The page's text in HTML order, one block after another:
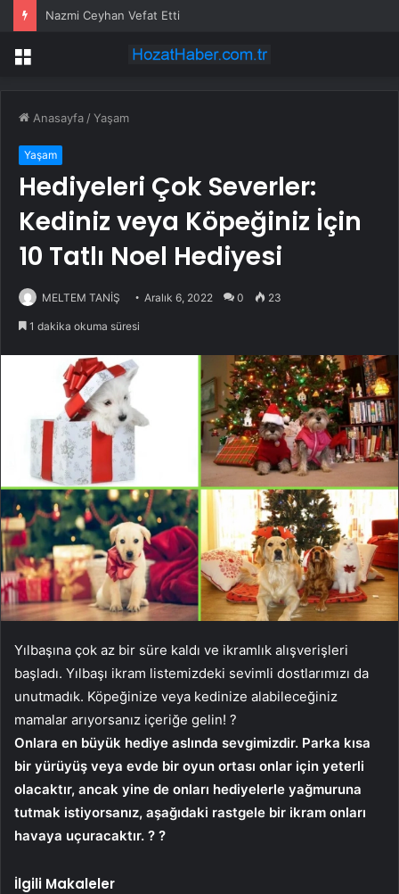
Nazmi Ceyhan Vefat Etti
Menü
Anasayfa /Yaşam
Yaşam
Hediyeleri Çok Severler:
Kediniz veya Köpeğiniz İçin
10 Tatlı Noel Hediyesi
MELTEM TANİŞ Aralık 6, 2022 0 23
1 dakika okuma süresi
Yılbaşına çok az bir süre kaldı ve ikramlık alışverişleri
başladı. Yılbaşı ikram listemizdeki sevimli dostlarımızı da
unutmadık. Köpeğinize veya kedinize alabileceğiniz
mamalar arıyorsanız içeriğe gelin! ?
Onlara en büyük hediye aslında sevgimizdir. Parka kısa
bir yürüyüş veya evde bir oyun ortası onlar için yeterli
olacaktır, ancak yine de onları hediyelerle yağmuruna
tutmak istiyorsanız, aşağıdaki rastgele bir ikram onları
havaya uçuracaktır. ? ?
İlgili Makaleler